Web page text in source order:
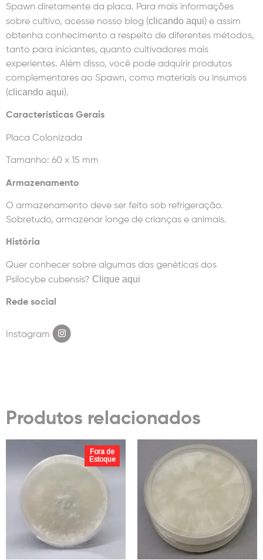
Spawn diretamente da placa. Para mais informações
sobre cultivo, acesse nosso blog (clicando aqui) e assim
obtenha conhecimento a respeito de diferentes métodos,
tanto para iniciantes, quanto cultivadores mais
experientes. Além disso, você pode adquirir produtos
complementares ao Spawn, como materiais ou insumos
(clicando aqui).
Características Gerais
Placa Colonizada
Tamanho: 60 x 15 mm
Armazenamento
O armazenamento deve ser feito sob refrigeração.
Sobretudo, armazenar longe de crianças e animais.
História
Quer conhecer sobre algumas das genéticas dos
Psilocybe cubensis? Clique aqui
Rede social
Instagram
Produtos relacionados
Fora de
Estoque